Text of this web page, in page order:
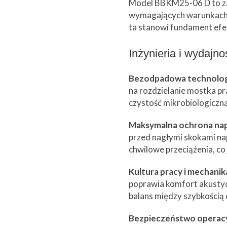
Model BBKM25-06 D to
wymagających
ta stanowi fundament
Inżynieria i
Bezodpadowa
na rozdzielanie mostka
czystość
Maksymalna ochrona
przed nagłymi skokami
chwilowe przeciążenia,
Kultura pracy i
poprawia komfort
balans między
Bezpieczeństwo